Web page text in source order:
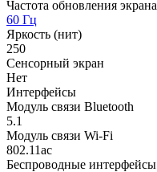
Частота обновления экрана
60 Гц
Яркость (нит)
250
Сенсорный экран
Нет
Интерфейсы
Модуль связи Bluetooth
5.1
Модуль связи Wi-Fi
802.11ac
Беспроводные интерфейсы